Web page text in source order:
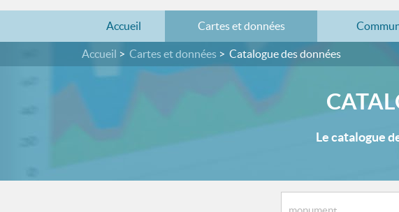
Accueil Cartes et données
Accueil Cartes et données Catalogue des données
Le catalogue